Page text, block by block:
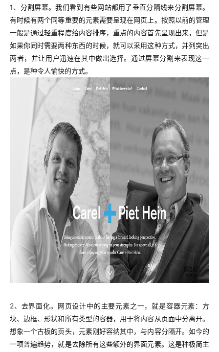
1、分割屏幕。我们看到有些网站都用了垂直分隔线来分割屏幕。
有时候有两个同等重要的元素需要呈现在网页上。按照以前的管理
一般是通过轻重程度给内容排序，重点的内容首先呈现出来，但是
如果你同时需要两种东西的时候，就可以采用这种方式，并列突出
两者，并让用户迅速在其中做出选择。通过屏幕分割来表现这一
点，是种令人愉快的方式。
2、去界面化。 网页设计中的主要元素之一，就是容器元素：方
块、边框、形状和所有类型的容器，用于将内容从页面中分离开。
想象一个古板的页头，元素刚好容纳其中，与内容分隔开。如今的
一项普遍趋势，就是去除所有这些额外的界面元素。 这是种极简主